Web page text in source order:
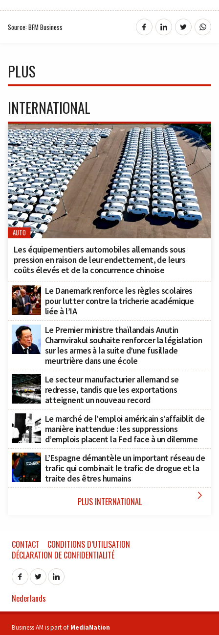
Source: BFM Business
PLUS
INTERNATIONAL
AUTO
Les équipementiers automobiles allemands sous
pression en raison de leur endettement, de leurs
coûts élevés et de la concurrence chinoise
Le Danemark renforce les règles scolaires
pour lutter contre la tricherie académique
liée à l’IA
Le Premier ministre thaïlandais Anutin
Charnvirakul souhaite renforcer la législation
sur les armes à la suite d’une fusillade
meurtrière dans une école
Le secteur manufacturier allemand se
redresse, tandis que les exportations
atteignent un nouveau record
Le marché de l’emploi américain s’affaiblit de
manière inattendue : les suppressions
d’emplois placent la Fed face à un dilemme
L’Espagne démantèle un important réseau de
trafic qui combinait le trafic de drogue et la
traite des êtres humains
PLUS INTERNATIONAL 
CONTACT
CONDITIONS D’UTILISATION
DÉCLARATION DE CONFIDENTIALITÉ
Nederlands
Business AM is part of MediaNation